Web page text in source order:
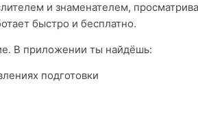
и знаменателем,
быстро и бесплатно.
В приложении ты найдёшь:
подготовки